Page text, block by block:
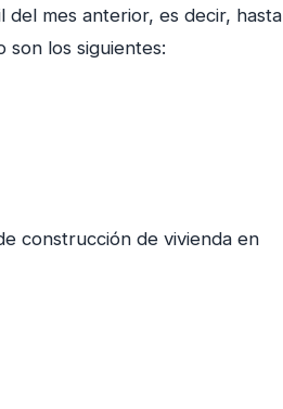
mes anterior, es decir, hasta
son los siguientes:
construcción de vivienda en